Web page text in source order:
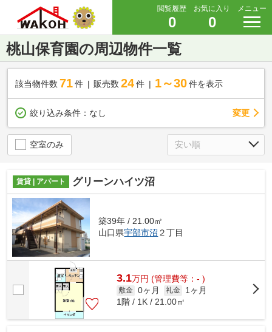
閲覧履歴
0
お気に入り
0
メニュー
桃山保育園の周辺物件一覧
該当物件数 71件 販売数 24 件 1～30 件を表示
絞り込み条件： なし 変更
空室のみ
賃貸 | アパート グリーンハイツ沼
築39年 / 21.00㎡
山口県宇部市沼 ２丁目
3.1万円 (管理費等：- )
敷金 0ヶ月 礼金
1ヶ月
1階 / 1K / 21.00㎡